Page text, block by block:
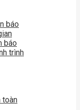
báo
báo
trình
toàn